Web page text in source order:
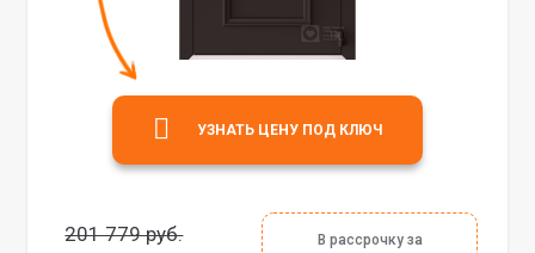
201 779 руб. В рассрочку за
УЗНАТЬ ЦЕНУ ПОД КЛЮЧ